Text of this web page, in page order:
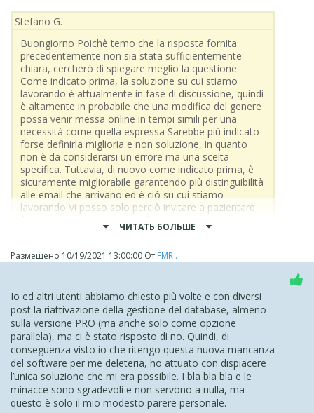
Grazie
Stefano
Stefano G.
Buongiorno Poichè temo che la risposta fornita
precedentemente non sia stata sufficientemente
chiara, cercherò di spiegare meglio la questione
Come indicato prima, la soluzione su cui stiamo
lavorando è attualmente in fase di discussione, quindi
è altamente in probabile che una modifica del genere
possa venir messa online in tempi simili per una
necessità come quella espressa Sarebbe più indicato
forse definirla miglioria e non soluzione, in quanto
non è da considerarsi un errore ma una scelta
specifica. Tuttavia, di nuovo come indicato prima, è
sicuramente migliorabile garantendo più distinguibilità
alle email che arrivano ed è ciò su cui stiamo
lavorando Vi posso solo perciò invitare a pazientare
saranno rese note pubblicamente alla community
(2021.4.5) è frutto non di mero errore ma di scelta,
chiedete di "pazientare" ma attenzione perchè è di
prossima scadenza l'aggiornabilità della Licenza per l'anno
2021.
Non vorrei che a forza di portare pazienza, andassimo a
ricevere un aggiornamento che funzioni, solo dopo aver
sottoscritto una nuova annualità.
Così - ovviamente - non sarà.
ЧИТАТЬ БОЛЬШЕ
Размещено 10/19/2021 13:00:00 От FMR .
Io ed altri utenti abbiamo chiesto più volte e con diversi
post la riattivazione della gestione del database, almeno
sulla versione PRO (ma anche solo come opzione
parallela), ma ci è stato risposto di no. Quindi, di
conseguenza visto io che ritengo questa nuova mancanza
del software per me deleteria, ho attuato con dispiacere
l’unica soluzione che mi era possibile. I bla bla bla e le
minacce sono sgradevoli e non servono a nulla, ma
questo è solo il mio modesto parere personale.